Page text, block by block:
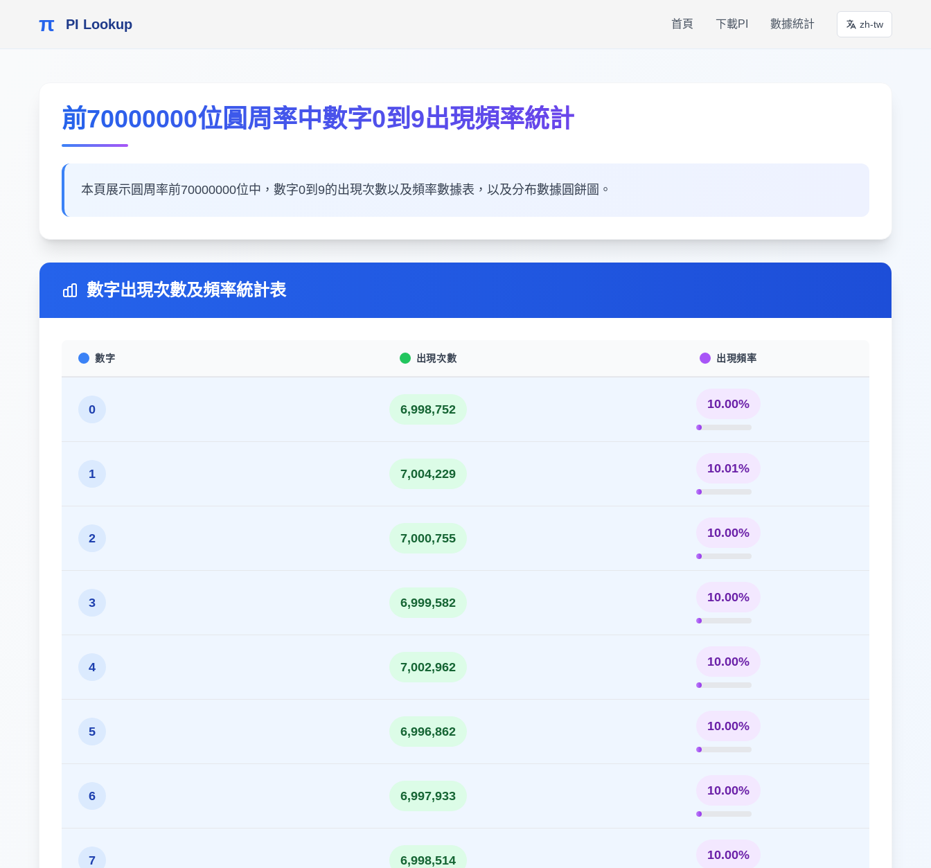
π PI Lookup 首頁 下載PI 數據統計 zh-tw
前70000000位圓周率中數字0到9出現頻率統計
本頁展示圓周率前70000000位中，數字0到9的出現次數以及頻率數據表，以及分布數據圓餅圖。
數字出現次數及頻率統計表
數字 出現次數 出現頻率
0 6,998,752 10.00%
1 7,004,229 10.01%
2 7,000,755 10.00%
3 6,999,582 10.00%
4 7,002,962 10.00%
5 6,996,862 10.00%
6 6,997,933 10.00%
7 6,998,514 10.00%